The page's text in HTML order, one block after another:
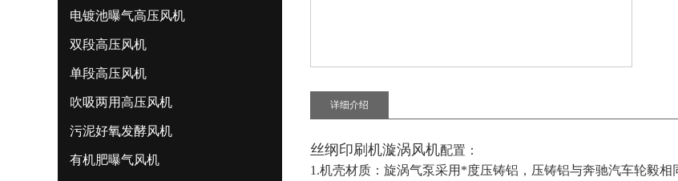
电镀池曝气高压风机
双段高压风机
单段高压风机
吹吸两用高压风机
污泥好氧发酵风机
有机肥曝气风机
详细介绍
丝纲印刷机漩涡风机配置：
1.机壳材质：旋涡气泵采用*度压铸铝，压铸铝与奔驰汽车轮毅